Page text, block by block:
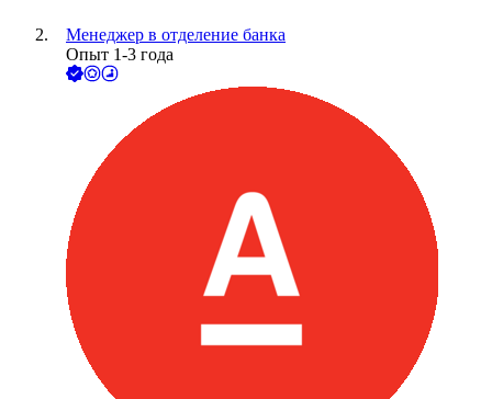
Менеджер в отделение банка
Опыт 1-3 года